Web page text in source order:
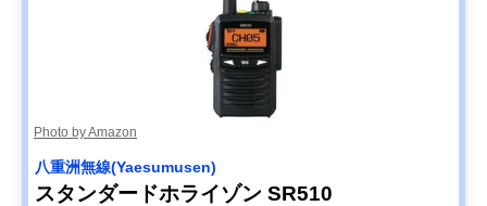
Photo by Amazon
八重洲無線(Yaesumusen)
スタンダードホライゾン SR510